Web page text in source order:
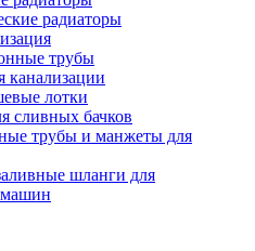
радиаторы
трубы
канализации
лотки
сливных бачков
трубы и манжеты для
шланги для
машин